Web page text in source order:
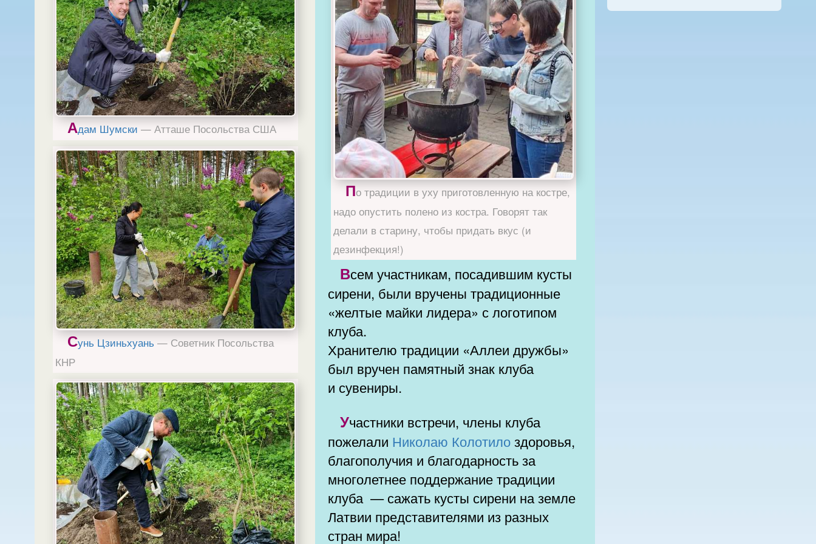
Адам Шумски — Атташе Посольства США
Сунь Цзиньхуань — Советник Посольства
КНР
По традиции в уху приготовленную на костре,
надо опустить полено из костра. Говорят так
делали в старину, чтобы придать вкус (и
дезинфекция!)
Всем участникам, посадившим кусты
сирени, были вручены традиционные
«желтые майки лидера» с логотипом
клуба.
Хранителю традиции «Аллеи дружбы»
был вручен памятный знак клуба
и сувениры.
Участники встречи, члены клуба
пожелали Николаю Колотилоздоровья,
благополучия и благодарность за
многолетнее поддержание традиции
клуба — сажать кусты сирени на земле
Латвии представителями из разных
стран мира!